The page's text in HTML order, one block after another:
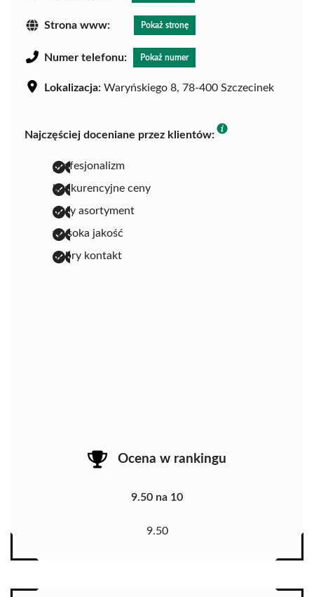
Strona www: Pokaż stronę
Numer telefonu: Pokaż numer
Lokalizacja: Waryńskiego 8, 78-400 Szczecinek
Najczęściej doceniane przez klientów:
profesjonalizm
konkurencyjne ceny
duży asortyment
wysoka jakość
dobry kontakt
Ocena w rankingu
9.50 na 10
9.50